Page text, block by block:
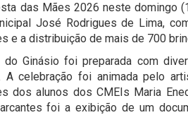
das Mães 2026 neste domingo
José Rodrigues de Lima,
e a distribuição de mais de 700
Ginásio foi preparada com
celebração foi animada pelo
dos alunos dos CMEIs Maria
foi a exibição de um